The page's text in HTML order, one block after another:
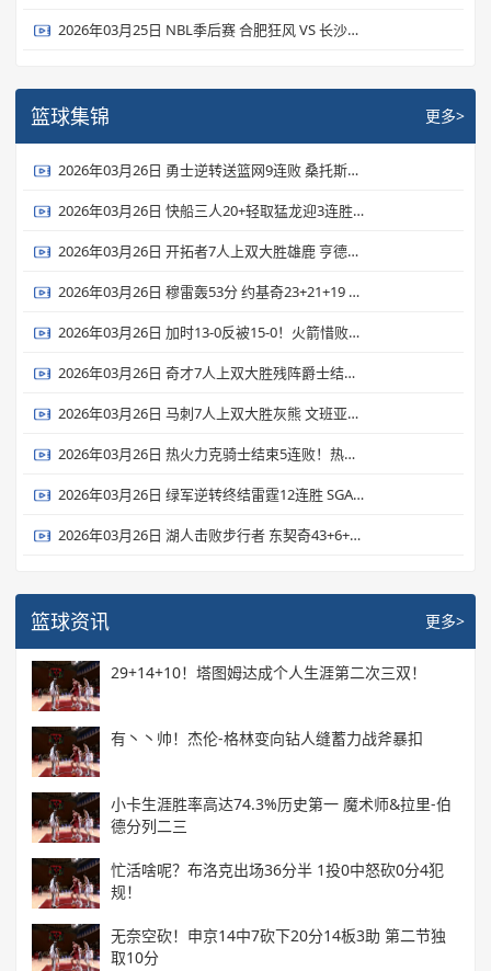
2026年03月25日 NBL季后赛 合肥狂风 VS 长沙勇胜 全场录像
篮球集锦 更多>
2026年03月26日 勇士逆转送篮网9连败 桑托斯新高31分 波杰姆22+6 扎威19+6
2026年03月26日 快船三人20+轻取猛龙迎3连胜 伦纳德27+6 加兰24+6 莺哥18+6
2026年03月26日 开拓者7人上双大胜雄鹿 亨德森23分 罗林斯生涯新高36分
2026年03月26日 穆雷轰53分 约基奇23+21+19 掘金力克独行侠 弗拉格26+7+7
2026年03月26日 加时13-0反被15-0！火箭惜败森林狼 杜兰特22中9&丢绝平罚球
2026年03月26日 奇才7人上双大胜残阵爵士结束16连败 里斯26+17 贝利19投15分
2026年03月26日 马刺7人上双大胜灰熊 文班亚马19+15+3断7帽 卡斯尔15+9
2026年03月26日 热火力克骑士结束5连败！热巴17+10+7 多诺万·米切尔28+6
2026年03月26日 绿军逆转终结雷霆12连胜 SGA连续133场20+ 杰伦·布朗31+8+8
2026年03月26日 湖人击败步行者 东契奇43+6+7 詹姆斯23+9+9 海斯21+10
篮球资讯 更多>
29+14+10！塔图姆达成个人生涯第二次三双！
有丶丶帅！杰伦-格林变向钻人缝蓄力战斧暴扣
小卡生涯胜率高达74.3%历史第一 魔术师&拉里-伯
德分列二三
忙活啥呢？布洛克出场36分半 1投0中怒砍0分4犯
规！
无奈空砍！申京14中7砍下20分14板3助 第二节独
取10分